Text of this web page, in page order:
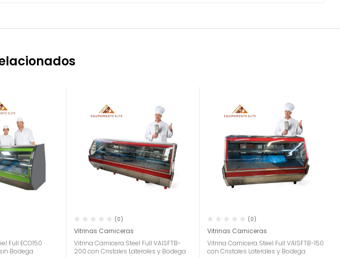
Full ECO150
Bodega
(0)
Vitrinas Carniceras
Vitrina Carnicera Steel Full VAISFTB-
200 con Cristales Laterales y Bodega
(0)
Vitrinas Carniceras
Vitrina Carnicera Steel Full VAISFTB-150
con Cristales Laterales y Bodega